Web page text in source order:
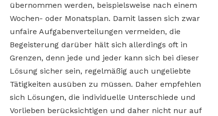
übernommen werden, beispielsweise nach einem
Wochen- oder Monatsplan. Damit lassen sich zwar
unfaire Aufgabenverteilungen vermeiden, die
Begeisterung darüber hält sich allerdings oft in
Grenzen, denn jede und jeder kann sich bei dieser
Lösung sicher sein, regelmäßig auch ungeliebte
Tätigkeiten ausüben zu müssen. Daher empfehlen
sich Lösungen, die individuelle Unterschiede und
Vorlieben berücksichtigen und daher nicht nur auf